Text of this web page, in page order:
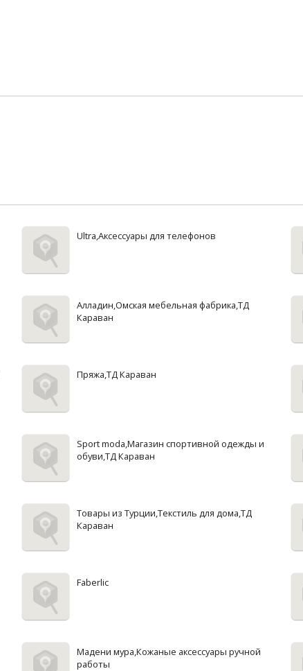
Ultra,Аксессуары для телефонов
Алладин,Омская мебельная фабрика,ТД
Караван
Пряжа,ТД Караван
Sport moda,Магазин спортивной одежды и
обуви,ТД Караван
Товары из Турции,Текстиль для дома,ТД
Караван
Faberlic
Мадени мура,Кожаные аксессуары ручной
работы